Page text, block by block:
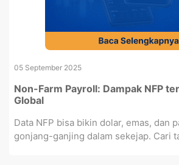
05 September 2025
Non-Farm Payroll: Dampak NFP
Global
Data NFP bisa bikin dolar, emas, dan
gonjang-ganjing dalam sekejap. Cari